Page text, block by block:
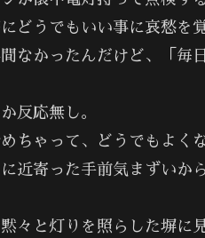
どうでもいい事に哀愁を
なかったんだけど、「毎
反応無し。
ちゃって、どうでもよく
近寄った手前気まずいか
々と灯りを照らした塀に